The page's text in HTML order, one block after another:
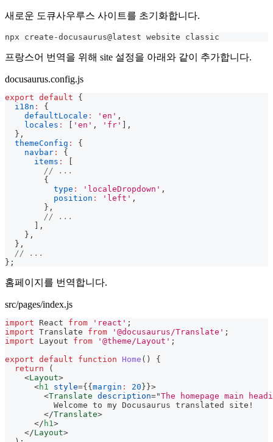
새로운 도큐사우루스 사이트를 초기화합니다.
npx create-docusaurus@latest website classic
프랑스어 번역을 위해 site 설정을 아래와 같이 추가합니다.
docusaurus.config.js
export default
{
i18n :
{
defaultLocale : 'en' ,
locales : [ 'en' , 'fr' ] ,
} ,
themeConfig :
{
navbar :
{
items :
[
// ...
{
type : 'localeDropdown' ,
position : 'left' ,
} ,
// ...
] ,
} ,
} ,
// ...
} ;
홈페이지를 번역합니다.
src/pages/index.js
import React from 'react' ;
import Translate from '@docusaurus/Translate' ;
import
Layout from '@theme/Layout' ;
export default function Home ( )
{
return
(
<Layout>
<h1 style={{margin : 20}}>
<Translate description="The homepage main
          Welcome to my Docusaurus translated site!
</Translate>
</ h1 >
</Layout>